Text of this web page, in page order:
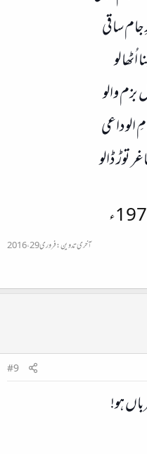
ساقی
اُٹھا لو
بزم والو
الوداعی
توڑ ڈالو
آخری تدوین:فروری 29، 2016
#9
ہو!